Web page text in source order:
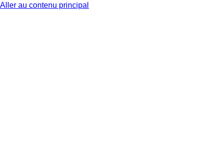
Aller au contenu principal